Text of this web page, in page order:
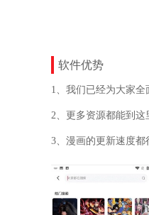
软件优势
1、我们已经为大家
2、更多资源都能到
3、漫画的更新速度